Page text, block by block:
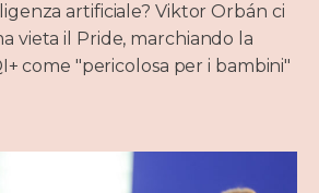
artificiale? Viktor Orbán ci
vieta il Pride, marchiando la
come "pericolosa per i bambini"